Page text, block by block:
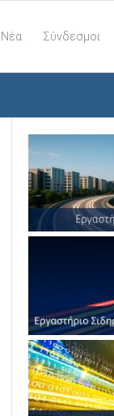
Νέα Σύνδεσμοι